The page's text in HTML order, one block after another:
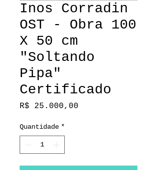
Inos Corradin
OST - Obra 100
X 50 cm
"Soltando
Pipa"
Certificado
R$ 25.000,00
Quantidade *